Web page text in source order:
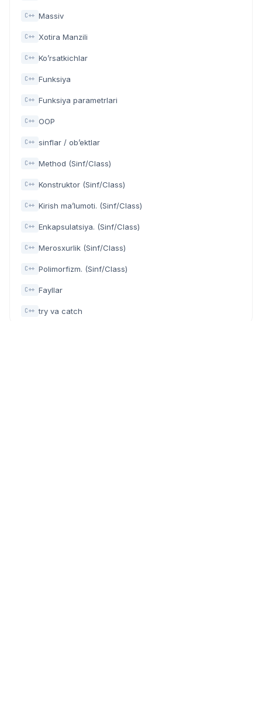
C++ Massiv
C++ Xotira Manzili
C++ Ko’rsatkichlar
C++ Funksiya
C++ Funksiya parametrlari
C++ OOP
C++ sinflar / ob’ektlar
C++ Method (Sinf/Class)
C++ Konstruktor (Sinf/Class)
C++ Kirish ma’lumoti. (Sinf/Class)
C++ Enkapsulatsiya. (Sinf/Class)
C++ Merosxurlik (Sinf/Class)
C++ Polimorfizm. (Sinf/Class)
C++ Fayllar
C++ try va catch